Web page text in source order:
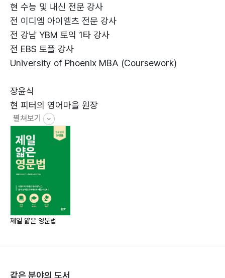
Unit 1 명사 수식………… 64
Unit 2 보어 역할………… 67
Unit 3 수사………… 69
Unit 4 형용사구………… 72
Unit 5 형용사절………… 74
5과 부사
Unit 1 수식………… 84
Unit 2 부사 위치………… 87
Unit 3 부정부사 / 빈도부사………… 88
Unit 4 부사구………… 90
Unit 5 부사절………… 93
6과 접속사
Unit 1 등위 접속사………… 102
Unit 2 상관 접속사………… 105
Unit 1 시간………… 120
현 수능 및 내신 전문 강사
전 이디엠 아이엘츠 전문 강사
전 강남 YBM 토익 1타 강사
전 EBS 토플 강사
University of Phoenix MBA (Coursework)
장윤식
현 피터의 영어마을 원장
현 토탈아이엘츠 블로그 운영
전 미국 그린리버 컬리지 연계 아이엘츠 강의
전 강남 이디엠 어학원 아이엘츠 강의 /
라이팅 교재 공저
전 영국 코벤트리 대학 연계 아이엘츠 스피킹 강의
전 신촌 YBM 어학원 아이엘츠 강의
전 강남 렉시스 어학원 아이엘츠 강의
University of South Australia 경제학 학사 /
펼쳐보기
제일 얇은 영문법
같은 분야의 도서